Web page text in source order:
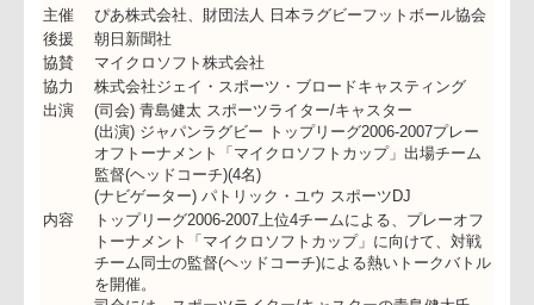
日時 平成19年1月16日(火)、19:00～21:00(開場18:30)
場所
青山ベルコモンズ9階「クレイドルホール」
主催
ぴあ株式会社、財団法人 日本ラグビーフットボール協
後援
朝日新聞社
協賛
マイクロソフト株式会社
株式会社ジェイ・スポーツ・ブロードキャスティング
(司会) 青島健太 スポーツライター/キャスター
(出演) ジャパンラグビー トップリーグ2006-2007プレー
オフトーナメント「マイクロソフトカップ」出場チーム
監督(ヘッドコーチ)(4名)
(ナビゲーター) パトリック・ユウ スポーツDJ
トップリーグ2006-2007上位4チームによる、プレーオ